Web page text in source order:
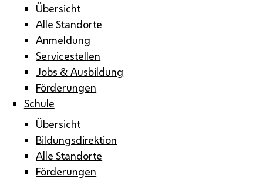
Übersicht
Alle Standorte
Anmeldung
Servicestellen
Jobs & Ausbildung
Förderungen
Schule
Übersicht
Bildungsdirektion
Alle Standorte
Förderungen